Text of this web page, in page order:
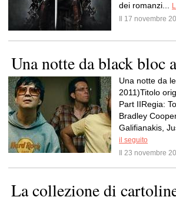
dei romanzi...
Il 17 novembre
Una notte da black bloc
Una notte da
2011)Titolo
Part IIRegia:
Bradley
Galifianakis,
il seguito
Il 23 novembre
La collezione di